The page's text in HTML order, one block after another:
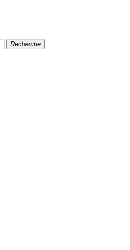
Recherche